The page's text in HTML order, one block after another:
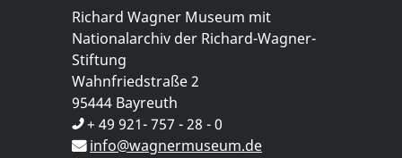
Richard Wagner Museum mit
Nationalarchiv der Richard-Wagner-
Stiftung
Wahnfriedstraße 2
95444 Bayreuth
+ 49 921- 757 - 28 - 0
info@wagnermuseum.de